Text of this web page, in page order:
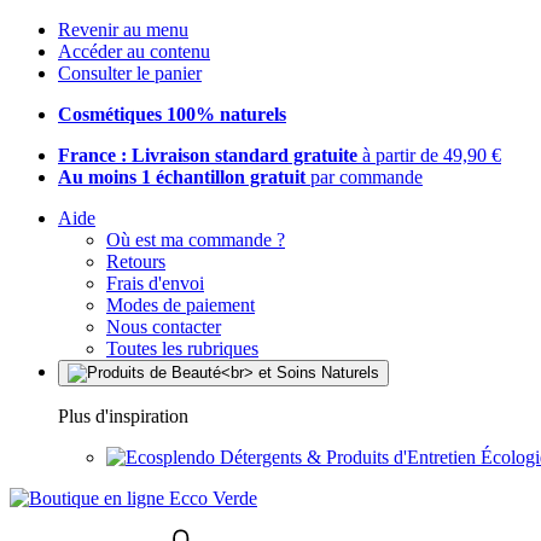
Revenir au menu
Accéder au contenu
Consulter le panier
Cosmétiques 100% naturels
France : Livraison standard gratuite à partir de 49,90 €
Au moins 1 échantillon gratuit par commande
Aide
Où est ma commande ?
Retours
Frais d'envoi
Modes de paiement
Nous contacter
Toutes les rubriques
Plus d'inspiration
Détergents & Produits d'Entretien